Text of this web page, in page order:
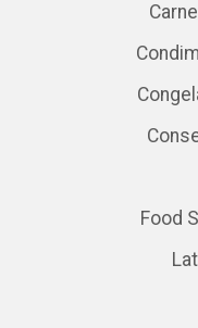
Food